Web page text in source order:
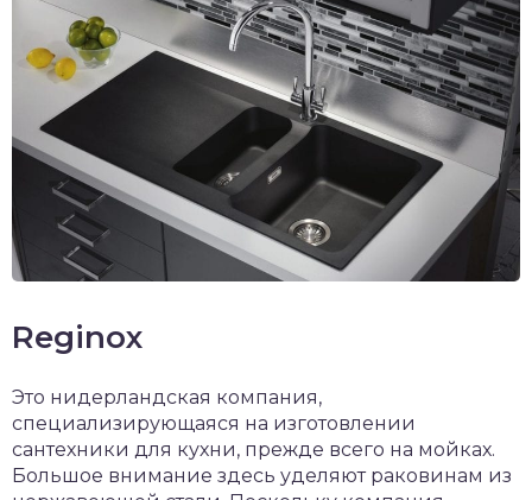
Reginox
Это нидерландская компания,
специализирующаяся на изготовлении
сантехники для кухни, прежде всего на мойках.
Большое внимание здесь уделяют раковинам из